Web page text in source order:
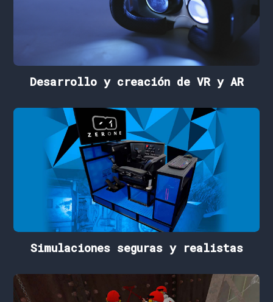
Desarrollo y creación de VR y AR
Simulaciones seguras y realistas